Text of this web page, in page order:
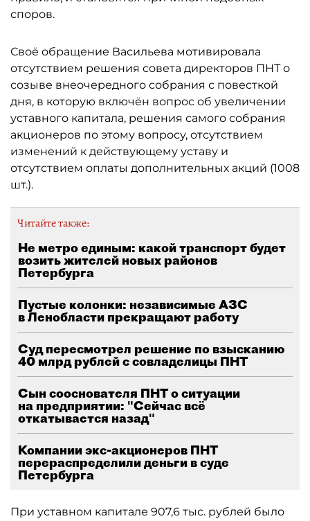
споров.
Своё обращение Васильева мотивировала
отсутствием решения совета директоров ПНТ о
созыве внеочередного собрания с повесткой
дня, в которую включён вопрос об увеличении
уставного капитала, решения самого собрания
акционеров по этому вопросу, отсутствием
изменений к действующему уставу и
отсутствием оплаты дополнительных акций (1008
шт.).
Читайте также:
Не метро единым: какой транспорт будет
возить жителей новых районов
Петербурга
Пустые колонки: независимые АЗС
в Ленобласти прекращают работу
Суд пересмотрел решение по взысканию
40 млрд рублей с совладелицы ПНТ
Сын сооснователя ПНТ о ситуации
на предприятии: "Сейчас всё
откатывается назад"
Компании экс-акционеров ПНТ
перераспределили деньги в суде
Петербурга
При уставном капитале 907,6 тыс. рублей было